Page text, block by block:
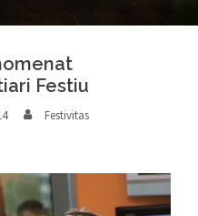
Festiu
Festivitas